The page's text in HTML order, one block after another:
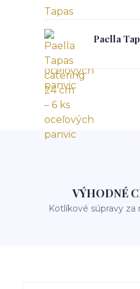
Paella
VÝHODNÉ
Kotlíkové súpravy za